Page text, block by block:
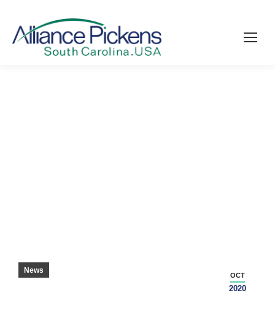
OCT
2020
News